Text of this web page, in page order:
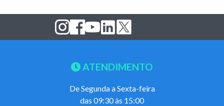
ATENDIMENTO
De Segunda a Sexta-feira
das 09:30 às 15:00